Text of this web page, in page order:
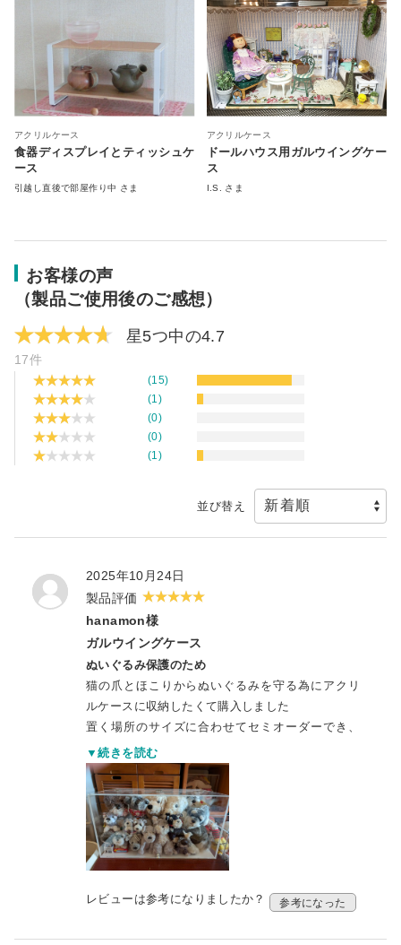
アクリルケース
食器ディスプレイとティッシュケ
ース
引越し直後で部屋作り中 さま
アクリルケース
ドールハウス用ガルウイングケー
ス
I.S. さま
お客様の声
（製品ご使用後のご感想）
星5つ中の4.7
17件
(15)
(1)
(0)
(0)
(1)
並び替え
2025年10月24日
製品評価
hanamon様
ガルウイングケース
ぬいぐるみ保護のため
猫の爪とほこりからぬいぐるみを守る為にアクリ
ルケースに収納したくて購入しました
置く場所のサイズに合わせてセミオーダーでき、
ぴったり収納できたのでとても満足しています
▼続きを読む
レビューは参考になりましたか？ 参考になった